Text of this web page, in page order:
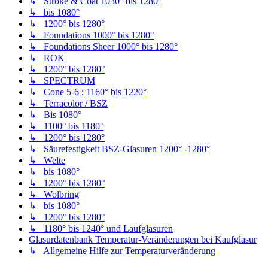
↳ bis 1080°
↳ 1200° bis 1280°
↳ Foundations 1000° bis 1280°
↳ Foundations Sheer 1000° bis 1280°
↳ ROK
↳ 1200° bis 1280°
↳ SPECTRUM
↳ Cone 5-6 ; 1160° bis 1220°
↳ Terracolor / BSZ
↳ Bis 1080°
↳ 1100° bis 1180°
↳ 1200° bis 1280°
↳ Säurefestigkeit BSZ-Glasuren 1200° -1280°
↳ Welte
↳ bis 1080°
↳ 1200° bis 1280°
↳ Wolbring
↳ bis 1080°
↳ 1200° bis 1280°
↳ 1180° bis 1240° und Laufglasuren
Glasurdatenbank Temperatur-Veränderungen bei Kaufglasur
↳ Allgemeine Hilfe zur Temperaturveränderung